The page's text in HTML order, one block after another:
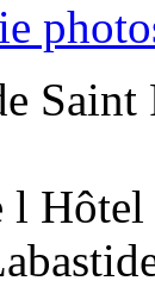
Saint
l